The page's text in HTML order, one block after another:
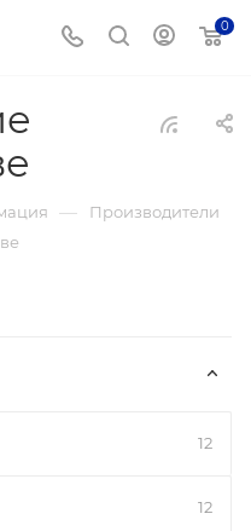
0
— Производители
12
12